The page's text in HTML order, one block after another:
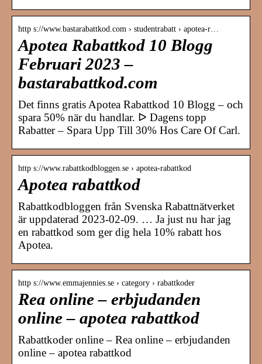
http s://www.bastarabattkod.com › studentrabatt › apotea-r…
Apotea Rabattkod 10 Blogg
Februari 2023 –
bastarabattkod.com
Det finns gratis Apotea Rabattkod 10 Blogg – och
spara 50% när du handlar. ᐅ Dagens topp
Rabatter – Spara Upp Till 30% Hos Care Of Carl.
http s://www.rabattkodbloggen.se › apotea-rabattkod
Apotea rabattkod
Rabattkodbloggen från Svenska Rabattnätverket
är uppdaterad 2023-02-09. … Ja just nu har jag
en rabattkod som ger dig hela 10% rabatt hos
Apotea.
http s://www.emmajennies.se › category › rabattkoder
Rea online – erbjudanden
online – apotea rabattkod
Rabattkoder online – Rea online – erbjudanden
online – apotea rabattkod